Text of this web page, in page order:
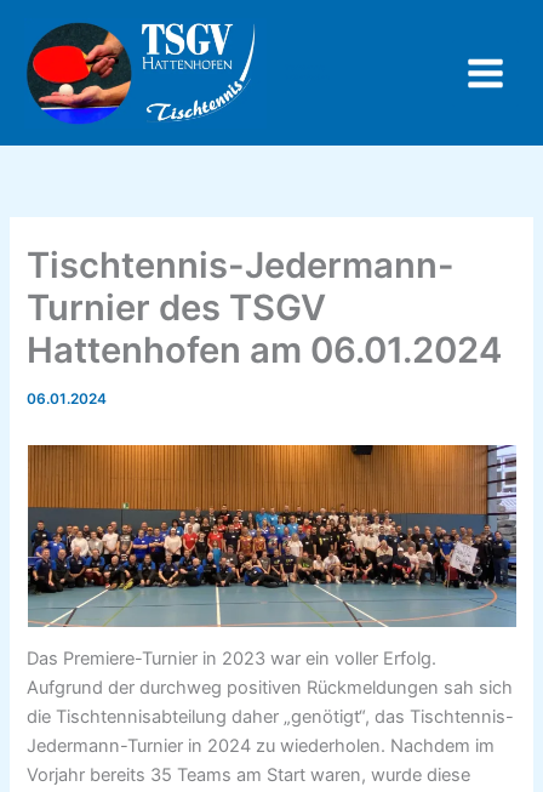
Inhalt
springen
Tischtennis-Jedermann-
Turnier des TSGV
Hattenhofen am 06.01.2024
06.01.2024
Das Premiere-Turnier in 2023 war ein voller Erfolg.
Aufgrund der durchweg positiven Rückmeldungen sah sich
die Tischtennisabteilung daher „genötigt“, das Tischtennis-
Jedermann-Turnier in 2024 zu wiederholen. Nachdem im
Vorjahr bereits 35 Teams am Start waren, wurde diese